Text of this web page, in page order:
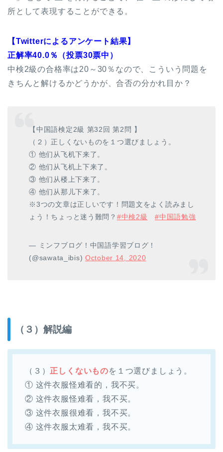
所として表現することができる。
【Twitterによるアンケート結果】
正解率40.0％（投票30票中）
中検2級の合格率は20～30％なので、こういう問題を
きちんと解けるかどうかが、合否の分かれ目か？
【中国語検定2級 第32回 第2問 】
（２）正しくないものを１つ選びましょう。
① 他们从飞机下来了。
② 他们从飞机上下来了。
③ 他们从楼上下来了。
④ 他们从那儿下来了。
※3つの文章は正しいです！問題文をよく読みまし
ょう！ちょっと迷う難問？ #中検2級 #中国語勉強
— ミンフブログ！中国語学習ブログ！
(@sawata_ibis) October 14, 2020
（３）解説編
（３） 正しくないものを１つ選びましょう。
① 这件衣服怪难看的，我不买。
② 这件衣服怪难看，我不买。
③ 这件衣服很难看，我不买。
④ 这件衣服太难看，我不买。